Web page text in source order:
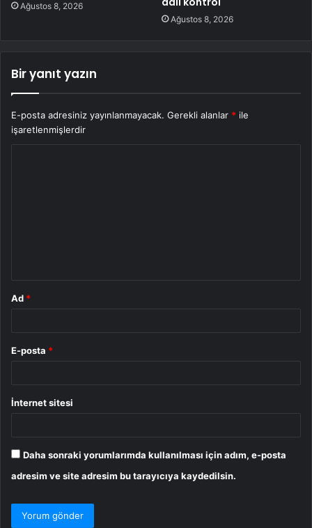
Ağustos 8, 2026
Ağustos 8, 2026
Bir yanıt yazın
E-posta adresiniz yayınlanmayacak. Gerekli alanlar * ile
işaretlenmişlerdir
Ad *
E-posta *
İnternet sitesi
Daha sonraki yorumlarımda kullanılması için adım, e-posta
adresim ve site adresim bu tarayıcıya kaydedilsin.